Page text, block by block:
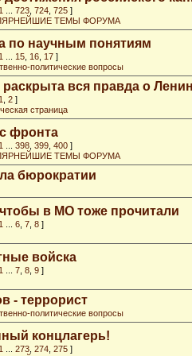
1 723 724 725 ]
ТЕМЫ ФОРУМА
по научным понятиям
1 15 16 17 ]
политические вопросы
раскрыта вся правда о
1 2 ]
страница
фронта
1 398 399 400 ]
ТЕМЫ ФОРУМА
бюрократии
в МО тоже прочитали
1 6 7 8 ]
войска
1 7 8 9 ]
- террорист
политические вопросы
концлагерь!
1 273 274 275 ]